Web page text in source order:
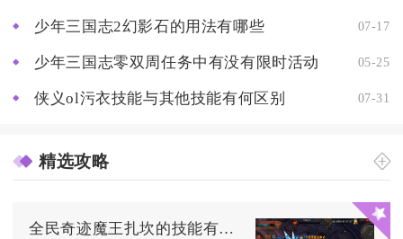
少年三国志2幻影石的用法有哪些 07-17
少年三国志零双周任务中有没有限时活动 05-25
侠义ol污衣技能与其他技能有何区别 07-31
精选攻略
全民奇迹魔王扎坎的技能有何特效